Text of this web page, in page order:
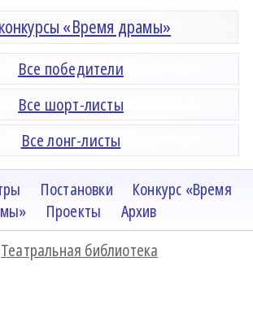
«Время драмы»
Все победители
Все шорт-листы
Все лонг-листы
Постановки
Конкурс «Время
Проекты
Архив
Театральная библиотека